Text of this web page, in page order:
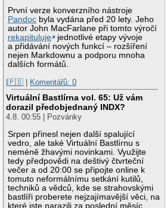
První verze konverzního nástroje
Pandoc byla vydána před 20 lety. Jeho
autor John MacFarlane při tomto výročí
rekapituluje
jednotlivé etapy vývoje
a přidávání nových funkcí – rozšíření
nejen Markdownu a podporu mnoha
dalších formátů.
|🇵🇸 | Komentářů: 0
Virtuální Bastlírna vol. 65: Už vám
dorazil předobjednaný INDX?
4.8. 00:55 | Pozvánky
Srpen přinesl nejen další spalující
vedro, ale také Virtuální Bastlírnu s
neméně žhavými novinkami. Využijte
tedy předpovědi na deštivý čtvrteční
večer a od 20:00 se připojte online k
tomuto neformálnímu setkání kutilů,
techniků a vědců, kde se strahovskými
bastlíři proberete nejzajímavější věci, na
které jste narazili za poslední měsíc.